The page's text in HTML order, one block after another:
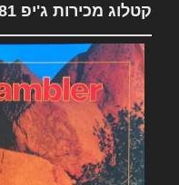
קטלוג מכירות ג'יפ 1981